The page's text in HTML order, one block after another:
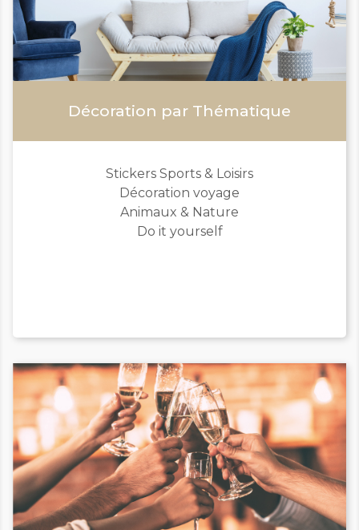
Décoration par Thématique
Stickers Sports & Loisirs
Décoration voyage
Animaux & Nature
Do it yourself